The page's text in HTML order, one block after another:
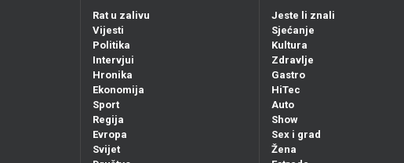
Rat u zalivu
Vijesti
Politika
Intervjui
Hronika
Ekonomija
Sport
Regija
Evropa
Svijet
Jeste li znali
Sjećanje
Kultura
Zdravlje
Gastro
HiTec
Auto
Show
Sex i grad
Žena